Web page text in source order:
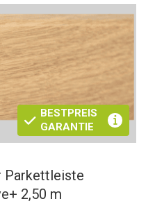
BESTPREIS
GARANTIE
Parkettleiste
2,50 m